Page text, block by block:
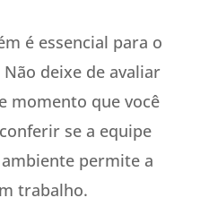
é essencial para o
deixe de avaliar
momento que você
se a equipe
permite a
trabalho.